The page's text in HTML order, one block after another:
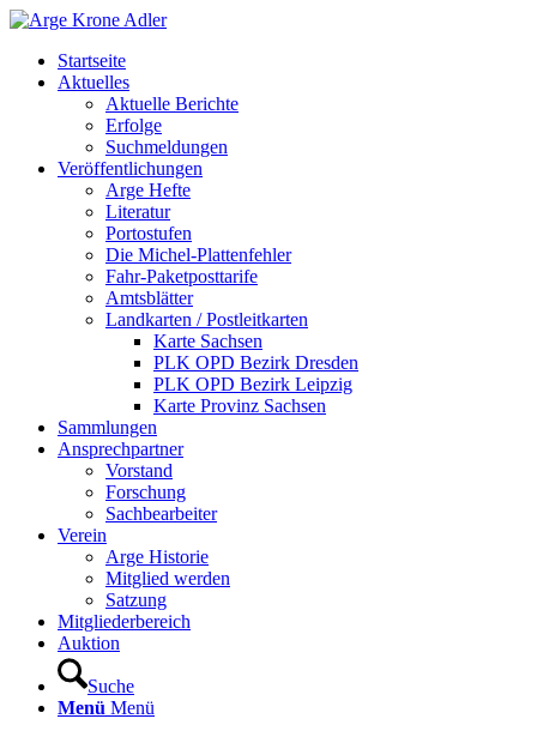
Startseite
Aktuelles
Aktuelle Berichte
Erfolge
Suchmeldungen
Veröffentlichungen
Arge Hefte
Literatur
Portostufen
Die Michel-Plattenfehler
Fahr-Paketposttarife
Amtsblätter
Landkarten / Postleitkarten
Karte Sachsen
PLK OPD Bezirk Dresden
PLK OPD Bezirk Leipzig
Karte Provinz Sachsen
Sammlungen
Ansprechpartner
Vorstand
Forschung
Sachbearbeiter
Verein
Arge Historie
Mitglied werden
Satzung
Mitgliederbereich
Auktion
Suche
Menü Menü